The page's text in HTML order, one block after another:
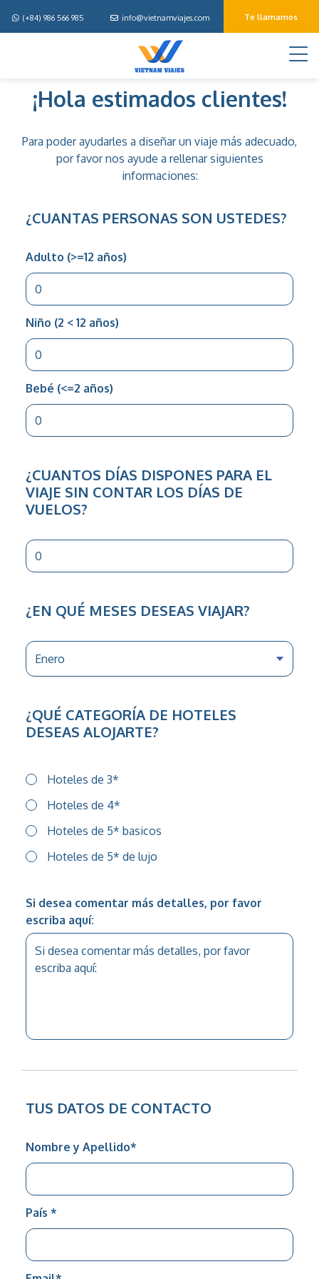
(+84) 986 566 985 info@vietnamviajes.com Te llamamos
¡Hola estimados clientes!
Para poder ayudarles a diseñar un viaje más adecuado,
por favor nos ayude a rellenar siguientes
informaciones:
¿CUANTAS PERSONAS SON USTEDES?
Adulto (>=12 años)
Niño (2 < 12 años)
Bebé (<=2 años)
¿CUANTOS DÍAS DISPONES PARA EL
VIAJE SIN CONTAR LOS DÍAS DE
VUELOS?
¿EN QUÉ MESES DESEAS VIAJAR?
¿QUÉ CATEGORÍA DE HOTELES
DESEAS ALOJARTE?
Hoteles de 3*
Hoteles de 4*
Hoteles de 5* basicos
Hoteles de 5* de lujo
Si desea comentar más detalles, por favor
escriba aquí:
TUS DATOS DE CONTACTO
Nombre y Apellido*
País *